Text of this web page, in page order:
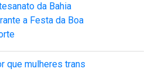
da Bahia
a Festa da Boa
que mulheres trans